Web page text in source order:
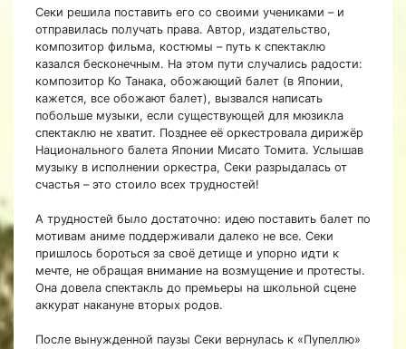
Секи решила поставить его со своими учениками – и
отправилась получать права. Автор, издательство,
композитор фильма, костюмы – путь к спектаклю
казался бесконечным. На этом пути случались радости:
композитор Ко Танака, обожающий балет (в Японии,
кажется, все обожают балет), вызвался написать
побольше музыки, если существующей для мюзикла
спектаклю не хватит. Позднее её оркестровала дирижёр
Национального балета Японии Мисато Томита. Услышав
музыку в исполнении оркестра, Секи разрыдалась от
счастья – это стоило всех трудностей!
А трудностей было достаточно: идею поставить балет по
мотивам аниме поддерживали далеко не все. Секи
пришлось бороться за своё детище и упорно идти к
мечте, не обращая внимание на возмущение и протесты.
Она довела спектакль до премьеры на школьной сцене
аккурат накануне вторых родов.
После вынужденной паузы Секи вернулась к «Пупеллю»